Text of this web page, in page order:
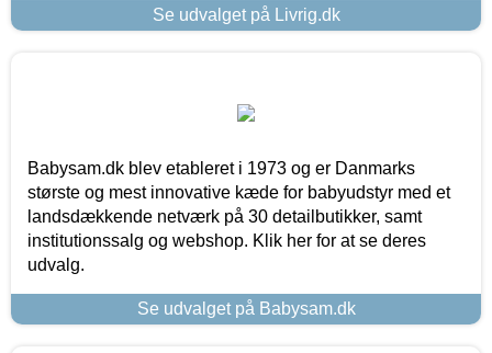
Se udvalget på Livrig.dk
Babysam.dk blev etableret i 1973 og er Danmarks
største og mest innovative kæde for babyudstyr med et
landsdækkende netværk på 30 detailbutikker, samt
institutionssalg og webshop. Klik her for at se deres
udvalg.
Se udvalget på Babysam.dk